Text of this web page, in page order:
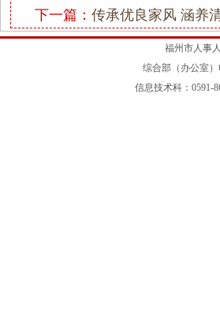
下一篇： 传承优良家风 涵养
福州市人事
综合部（办公室）
信息技术科：0591-